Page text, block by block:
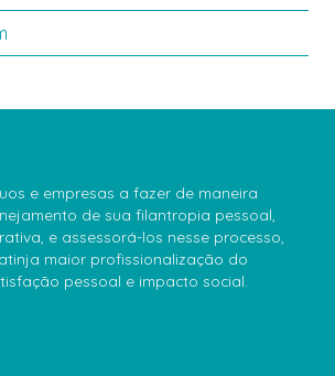
e empresas a fazer de maneira
de sua filantropia pessoal,
e assessorá-los nesse processo,
maior profissionalização do
pessoal e impacto social.